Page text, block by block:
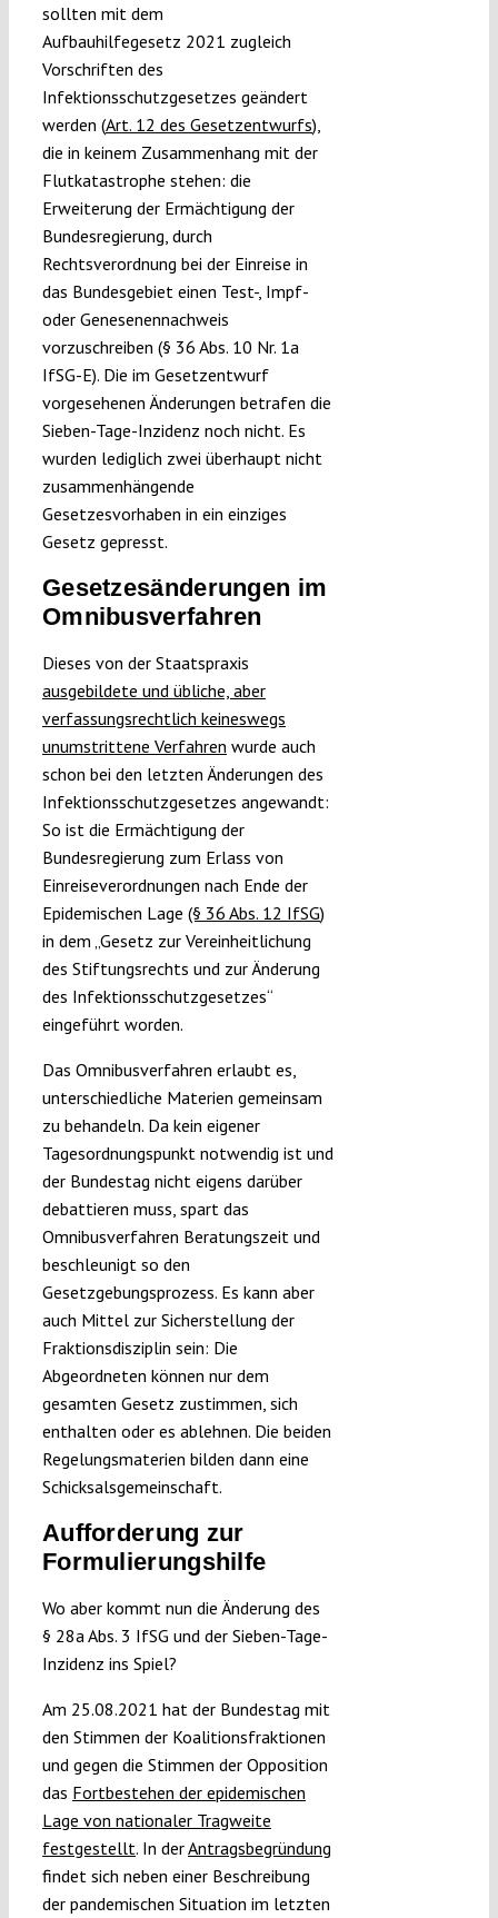
sollten mit dem
Aufbauhilfegesetz 2021 zugleich
Vorschriften des
Infektionsschutzgesetzes geändert
werden (Art. 12 des Gesetzentwurfs),
die in keinem Zusammenhang mit der
Flutkatastrophe stehen: die
Erweiterung der Ermächtigung der
Bundesregierung, durch
Rechtsverordnung bei der Einreise in
das Bundesgebiet einen Test-, Impf-
oder Genesenennachweis
vorzuschreiben (§ 36 Abs. 10 Nr. 1a
IfSG-E). Die im Gesetzentwurf
vorgesehenen Änderungen betrafen die
Sieben-Tage-Inzidenz noch nicht. Es
wurden lediglich zwei überhaupt nicht
zusammenhängende
Gesetzesvorhaben in ein einziges
Gesetz gepresst.
Gesetzesänderungen im
Omnibusverfahren
Dieses von der Staatspraxis
ausgebildete und übliche, aber
verfassungsrechtlich keineswegs
unumstrittene Verfahren wurde auch
schon bei den letzten Änderungen des
Infektionsschutzgesetzes angewandt:
So ist die Ermächtigung der
Bundesregierung zum Erlass von
Einreiseverordnungen nach Ende der
Epidemischen Lage (§ 36 Abs. 12 IfSG)
in dem „Gesetz zur Vereinheitlichung
des Stiftungsrechts und zur Änderung
des Infektionsschutzgesetzes“
eingeführt worden.
Das Omnibusverfahren erlaubt es,
unterschiedliche Materien gemeinsam
zu behandeln. Da kein eigener
Tagesordnungspunkt notwendig ist und
der Bundestag nicht eigens darüber
debattieren muss, spart das
Omnibusverfahren Beratungszeit und
beschleunigt so den
Gesetzgebungsprozess. Es kann aber
auch Mittel zur Sicherstellung der
Fraktionsdisziplin sein: Die
Abgeordneten können nur dem
gesamten Gesetz zustimmen, sich
enthalten oder es ablehnen. Die beiden
Regelungsmaterien bilden dann eine
Schicksalsgemeinschaft.
Aufforderung zur
Formulierungshilfe
Wo aber kommt nun die Änderung des
§ 28a Abs. 3 IfSG und der Sieben-Tage-
Inzidenz ins Spiel?
Am 25.08.2021 hat der Bundestag mit
den Stimmen der Koalitionsfraktionen
und gegen die Stimmen der Opposition
das Fortbestehen der epidemischen
Lage von nationaler Tragweite
festgestellt. In derAntragsbegründung
findet sich neben einer Beschreibung
der pandemischen Situation im letzten